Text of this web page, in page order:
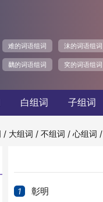
难的词语组词 沫的词语组词
黐的词语组词 穾的词语组词
白组词 子组词
/ 大组词 / 不组词 / 心组词 /
1 彰明